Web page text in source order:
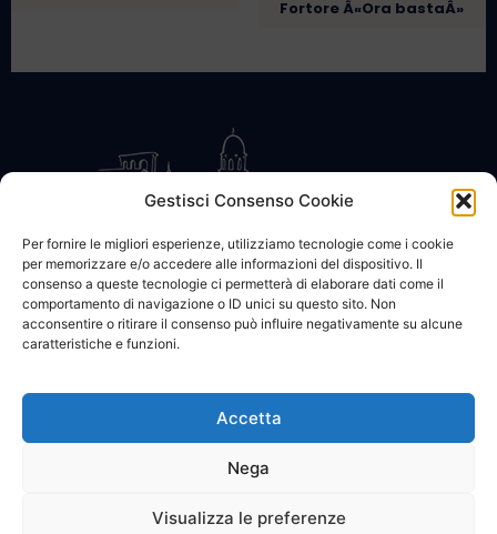
Gestisci Consenso Cookie
Per fornire le migliori esperienze, utilizziamo tecnologie come i cookie
per memorizzare e/o accedere alle informazioni del dispositivo. Il
consenso a queste tecnologie ci permetterà di elaborare dati come il
comportamento di navigazione o ID unici su questo sito. Non
acconsentire o ritirare il consenso può influire negativamente su alcune
caratteristiche e funzioni.
Accetta
Nega
Visualizza le preferenze
Fortore Â«Ora bastaÂ»
CONTATTACI COOKIE POLICY PRIVACY
© 2002 - 2026 SanBartolomeo.info :::: powered by Go Web snc |